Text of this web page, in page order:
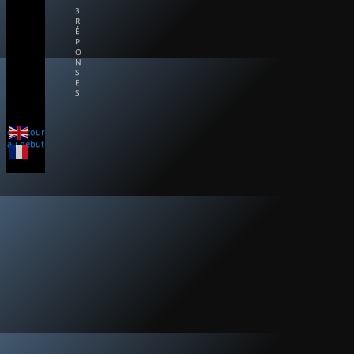
3
R
É
P
O
N
S
E
S
Retour
au début